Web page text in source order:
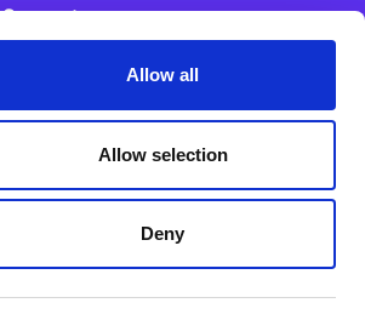
Allow all
Allow selection
Deny
Support
Impressum